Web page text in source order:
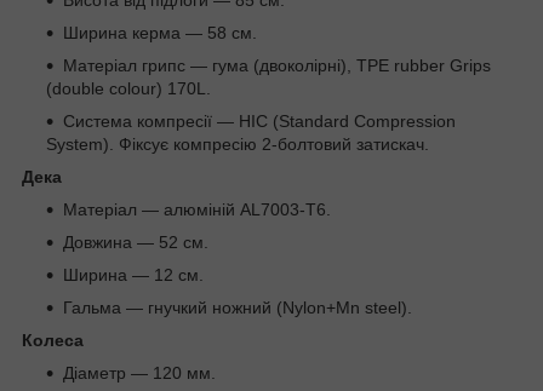
Ширина керма — 58 см.
Матеріал грипс — гума (двоколірні), TPE rubber Grips
(double colour) 170L.
Система компресії — НІС (Standard Compression
System). Фіксує компресію 2-болтовий затискач.
Дека
Матеріал — алюміній AL7003-T6.
Довжина — 52 см.
Ширина — 12 см.
Гальма — гнучкий ножний (Nylon+Mn steel).
Колеса
Діаметр — 120 мм.